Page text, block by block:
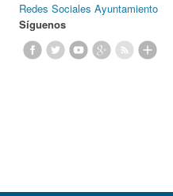
Redes Sociales Ayuntamiento
Síguenos